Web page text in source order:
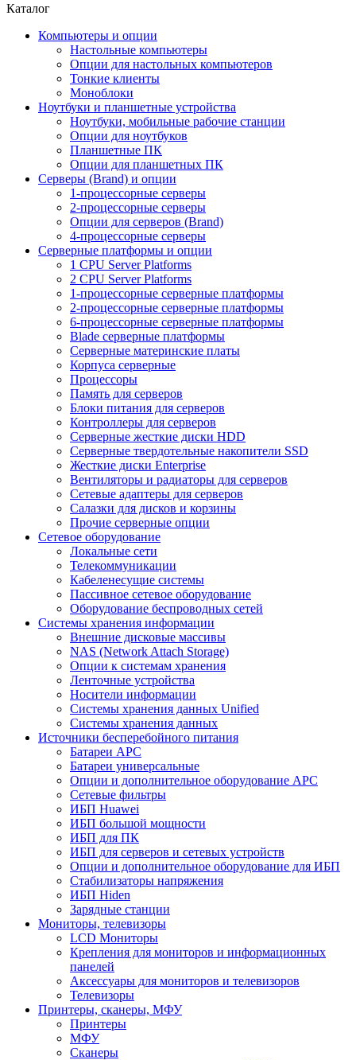
Каталог
Компьютеры и опции
Настольные компьютеры
Опции для настольных компьютеров
Тонкие клиенты
Моноблоки
Ноутбуки и планшетные устройства
Ноутбуки, мобильные рабочие станции
Опции для ноутбуков
Планшетные ПК
Опции для планшетных ПК
Серверы (Brand) и опции
1-процессорные серверы
2-процессорные серверы
Опции для серверов (Brand)
4-процессорные серверы
Серверные платформы и опции
1 CPU Server Platforms
2 CPU Server Platforms
1-процессорные серверные платформы
2-процессорные серверные платформы
6-процессорные серверные платформы
Blade серверные платформы
Серверные материнские платы
Корпуса серверные
Процессоры
Память для серверов
Блоки питания для серверов
Контроллеры для серверов
Серверные жесткие диски HDD
Серверные твердотельные накопители SSD
Жесткие диски Enterprise
Вентиляторы и радиаторы для серверов
Сетевые адаптеры для серверов
Салазки для дисков и корзины
Прочие серверные опции
Сетевое оборудование
Локальные сети
Телекоммуникации
Кабеленесущие системы
Пассивное сетевое оборудование
Оборудование беспроводных сетей
Системы хранения информации
Внешние дисковые массивы
NAS (Network Attach Storage)
Опции к системам хранения
Ленточные устройства
Носители информации
Системы хранения данных Unified
Системы хранения данных
Источники бесперебойного питания
Батареи APC
Батареи универсальные
Опции и дополнительное оборудование АРС
Сетевые фильтры
ИБП Huawei
ИБП большой мощности
ИБП для ПК
ИБП для серверов и сетевых устройств
Опции и дополнительное оборудование для ИБП
Стабилизаторы напряжения
ИБП Hiden
Зарядные станции
Мониторы, телевизоры
LCD Мониторы
Крепления для мониторов и информационных
панелей
Аксессуары для мониторов и телевизоров
Телевизоры
Принтеры, сканеры, МФУ
Принтеры
МФУ
Сканеры